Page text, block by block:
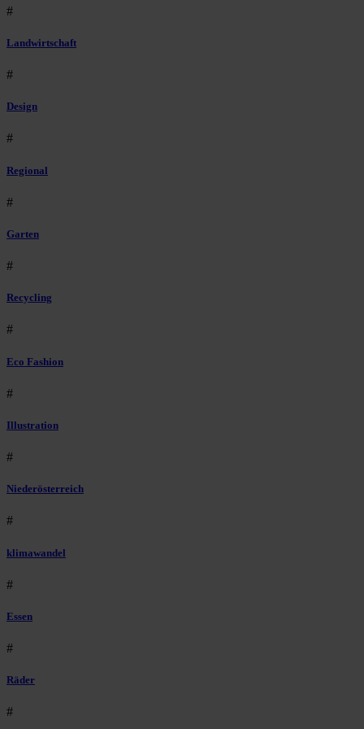
#
Landwirtschaft
#
Design
#
Regional
#
Garten
#
Recycling
#
Eco Fashion
#
Illustration
#
Niederösterreich
#
klimawandel
#
Essen
#
Räder
#